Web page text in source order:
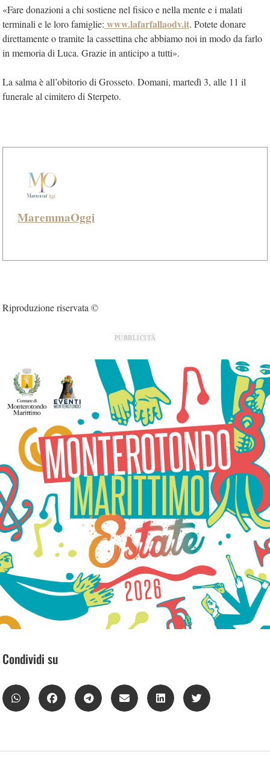
«Fare donazioni a chi sostiene nel fisico e nella mente e i malati
terminali e le loro famiglie: www.lafarfallaodv.it. Potete donare
direttamente o tramite la cassettina che abbiamo noi in modo da farlo
in memoria di Luca. Grazie in anticipo a tutti».
La salma è all’obitorio di Grosseto. Domani, martedì 3, alle 11 il
funerale al cimitero di Sterpeto.
MaremmaOggi
Riproduzione riservata ©
PUBBLICITÀ
Condividi su